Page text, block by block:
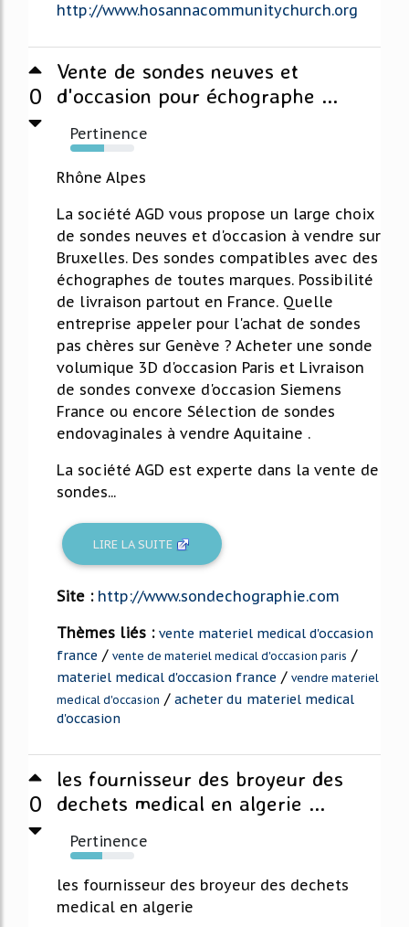
http://www.hosannacommunitychurch.org
0
Vente de sondes neuves et
d'occasion pour échographe ...
Pertinence
53%
Rhône Alpes
La société AGD vous propose un large choix
de sondes neuves et d'occasion à vendre sur
Bruxelles. Des sondes compatibles avec des
échographes de toutes marques. Possibilité
de livraison partout en France. Quelle
entreprise appeler pour l'achat de sondes
pas chères sur Genève ? Acheter une sonde
volumique 3D d'occasion Paris et Livraison
de sondes convexe d'occasion Siemens
France ou encore Sélection de sondes
endovaginales à vendre Aquitaine .
La société AGD est experte dans la vente de
sondes...
LIRE LA SUITE
Site : http://www.sondechographie.com
Thèmes liés : vente materiel medical d'occasion
france / vente de materiel medical d'occasion paris /
materiel medical d'occasion france / vendre materiel
medical d'occasion / acheter du materiel medical
d'occasion
0
les fournisseur des broyeur des
dechets medical en algerie ...
Pertinence
50%
les fournisseur des broyeur des dechets
medical en algerie